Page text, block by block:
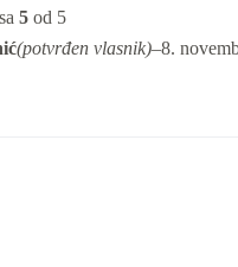
5 od 5
(potvrđen vlasnik)–8.